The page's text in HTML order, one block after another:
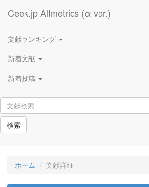
Ceek.jp Altmetrics (α ver.)
文献ランキング
新着文献
新着投稿
検索
ホーム 文献詳細